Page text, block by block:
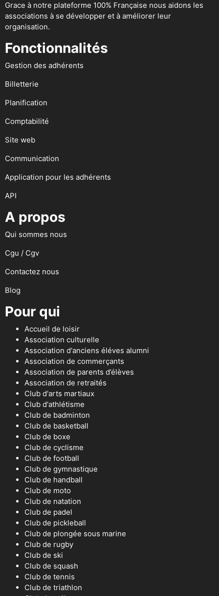
Grace à notre plateforme 100% Française nous aidons les
associations à se développer et à améliorer leur
organisation.
Fonctionnalités
Gestion des adhérents
Billetterie
Planification
Comptabilité
Site web
Communication
Application pour les adhérents
API
A propos
Qui sommes nous
Cgu / Cgv
Contactez nous
Blog
Pour qui
Accueil de loisir
Association culturelle
Association d'anciens éléves alumni
Association de commerçants
Association de parents d’élèves
Association de retraités
Club d'arts martiaux
Club d'athlétisme
Club de badminton
Club de basketball
Club de boxe
Club de cyclisme
Club de football
Club de gymnastique
Club de handball
Club de moto
Club de natation
Club de padel
Club de pickleball
Club de plongée sous marine
Club de rugby
Club de ski
Club de squash
Club de tennis
Club de triathlon